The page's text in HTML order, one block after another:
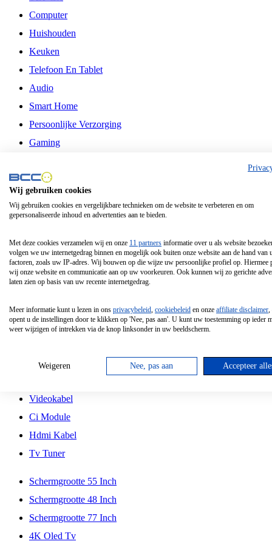
Computer
Huishouden
Keuken
Telefoon En Tablet
Audio
Smart Home
Persoonlijke Verzorging
Gaming
Philips
Schermgrootte 24 Inch
Schermgrootte 85 Inch
Schermgrootte 98 Inch
Tcl
Hd Led Tv
Antennekabel
Videokabel
Ci Module
Hdmi Kabel
Tv Tuner
Schermgrootte 55 Inch
Schermgrootte 48 Inch
Schermgrootte 77 Inch
4K Oled Tv
Wij gebruiken cookies
Wij gebruiken cookies en vergelijkbare technieken om de website te verbeteren en om
gepersonaliseerde inhoud en advertenties aan te bieden.
Met deze cookies verzamelen wij en onze 11 partners informatie over u als website
volgen we uw internetgedrag binnen en mogelijk ook buiten onze website aan de hand van
factoren, zoals uw IP-adres. Wij bouwen op die wijze uw persoonlijke profiel op. Hiermee
wij onze website en communicatie aan op uw voorkeuren. Ook kunnen wij zo gerichte
laten zien op basis van uw recente internetgedrag.
Meer informatie kunt u lezen in ons privacybeleid, cookiebeleid en onze affiliate disclaimer,
opent u de instellingen door te klikken op 'Nee, pas aan'. U kunt uw toestemming op ieder
weer wijzigen of intrekken via de knop linksonder in uw beeldscherm.
Weigeren Nee, pas aan Accepteer